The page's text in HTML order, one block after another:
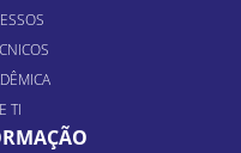
TI